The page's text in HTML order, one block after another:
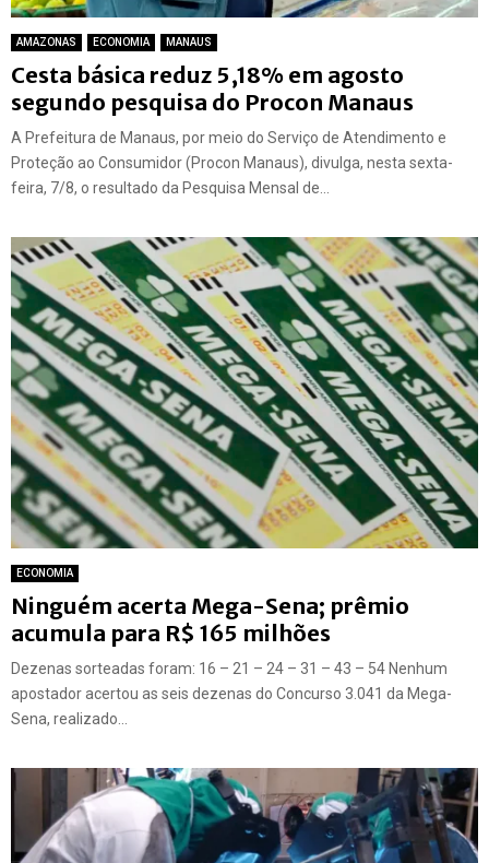
AMAZONAS ECONOMIA MANAUS
Cesta básica reduz 5,18% em agosto
segundo pesquisa do Procon Manaus
A Prefeitura de Manaus, por meio do Serviço de Atendimento e
Proteção ao Consumidor (Procon Manaus), divulga, nesta sexta-
feira, 7/8, o resultado da Pesquisa Mensal de...
ECONOMIA
Ninguém acerta Mega-Sena; prêmio
acumula para R$ 165 milhões
Dezenas sorteadas foram: 16 – 21 – 24 – 31 – 43 – 54 Nenhum
apostador acertou as seis dezenas do Concurso 3.041 da Mega-
Sena, realizado...